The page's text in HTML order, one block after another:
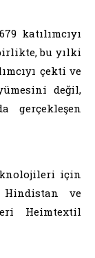
katılımcıyı
bu yılki
çekti ve
değil,
gerçekleşen
için
ve
Heimtextil